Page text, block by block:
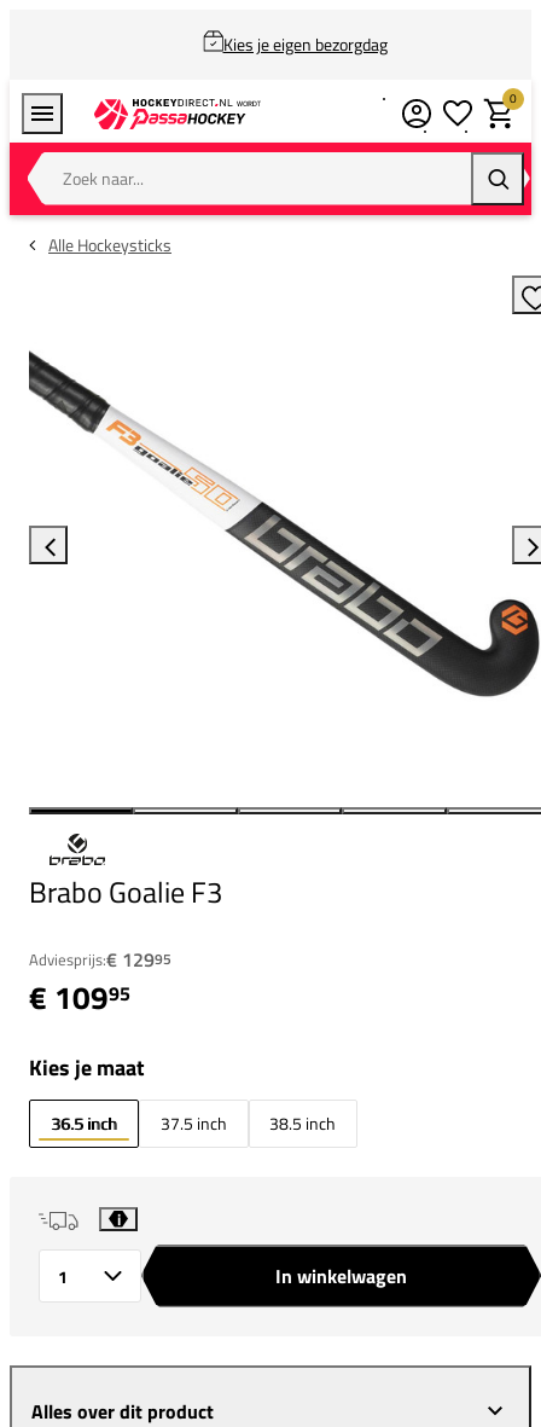
Kies je eigen bezorgdag
Zoek naar...
0
Alle Hockeysticks
Brabo Goalie F3
Adviesprijs:€ 12995
€ 10995
Kies je maat
36.5 inch 37.5 inch 38.5 inch
i
In winkelwagen
Alles over dit product